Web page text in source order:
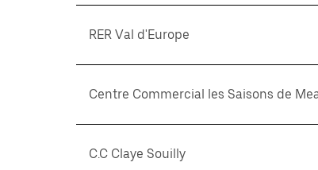
RER Val d'Europe
Centre Commercial les Saisons de
C.C Claye Souilly